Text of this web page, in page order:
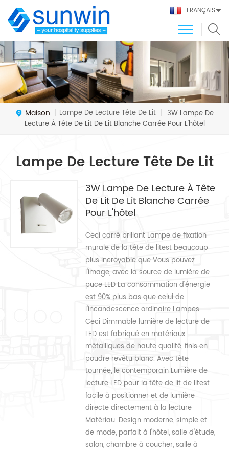
FRANÇAIS
Maison | Lampe De Lecture Tête De Lit | 3W Lampe De
Lecture À Tête De Lit De Lit Blanche Carrée Pour L'hôtel
Lampe De Lecture Tête De Lit
3W Lampe De Lecture À Tête
De Lit De Lit Blanche Carrée
Pour L'hôtel
Ceci carré brillant Lampe de fixation
murale de la tête de litest beaucoup
plus incroyable que Vous pouvez
l'image, avec la source de lumière de
puce LED La consommation d'énergie
est 90% plus bas que celui de
l'incandescence ordinaire Lampes.
Ceci Dimmable lumière de lecture de
LED est fabriqué en matériaux
métalliques de haute qualité, finis en
poudre revêtu blanc. Avec tête
tournée, le contemporain Lumière de
lecture LED pour la tête de lit de litest
facile à positionner et de lumière
directe directement à la lecture
Matériau. Design moderne, simple et
de mode, parfait à l'hôtel, salle d'étude,
salon, chambre à coucher, salle à